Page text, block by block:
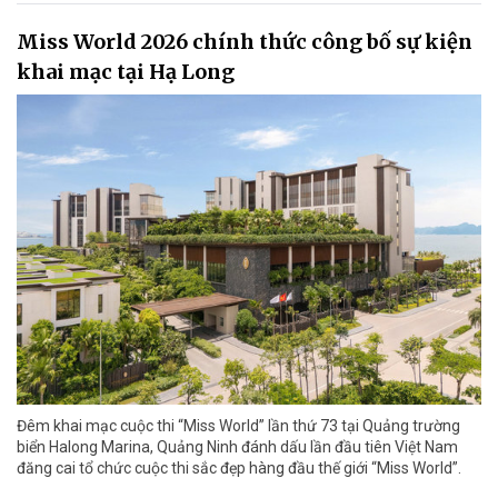
Miss World 2026 chính thức công bố sự kiện
khai mạc tại Hạ Long
Đêm khai mạc cuộc thi “Miss World” lần thứ 73 tại Quảng trường
biển Halong Marina, Quảng Ninh đánh dấu lần đầu tiên Việt Nam
đăng cai tổ chức cuộc thi sắc đẹp hàng đầu thế giới “Miss World”.